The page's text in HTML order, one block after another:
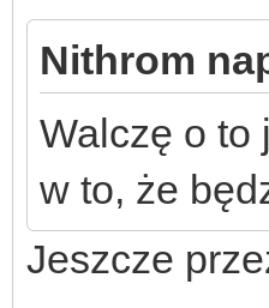
Nithrom
Walczę o to
w to, że
Jeszcze